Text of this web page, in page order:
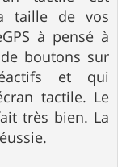
taille de vos
à pensé à
boutons sur
et qui
tactile. Le
très bien. La